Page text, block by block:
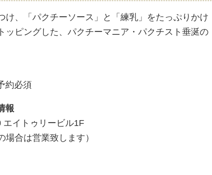
け、「パクチーソース」と「練乳」をたっぷりかけ
ッピングした、パクチーマニア・パクチスト垂涎の
約必須
報
イトゥリービル1F
合は営業致します）